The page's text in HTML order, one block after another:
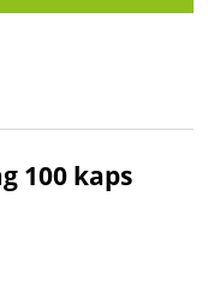
100 kaps